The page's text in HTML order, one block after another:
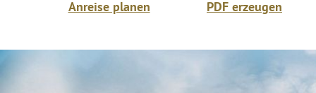
Anreise planen PDF erzeugen